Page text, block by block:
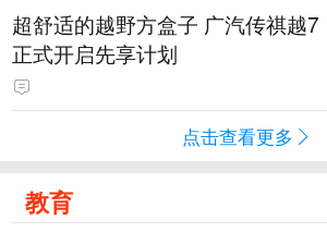
超舒适的越野方盒子 广汽传祺越7
正式开启先享计划
点击查看更多
教育